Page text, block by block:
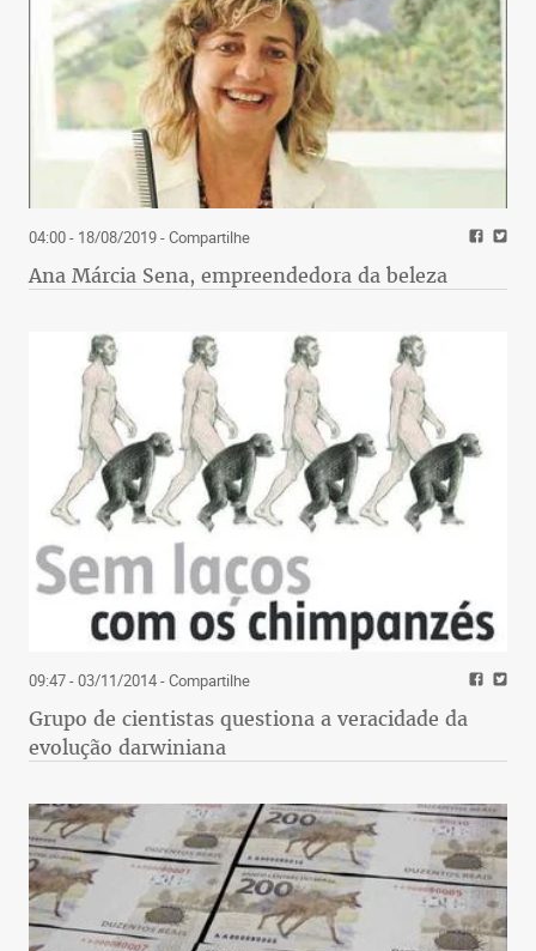
04:00 - 18/08/2019- Compartilhe
Ana Márcia Sena, empreendedora da beleza
09:47 - 03/11/2014- Compartilhe
Grupo de cientistas questiona a veracidade da
evolução darwiniana